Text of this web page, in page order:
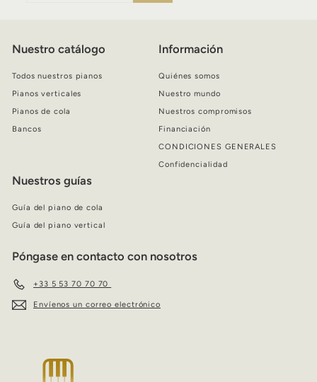
Nuestro catálogo
Todos nuestros pianos
Pianos verticales
Pianos de cola
Bancos
Información
Quiénes somos
Nuestro mundo
Nuestros compromisos
Financiación
CONDICIONES GENERALES
Confidencialidad
Nuestros guías
Guía del piano de cola
Guía del piano vertical
Póngase en contacto con nosotros
+33 5 53 70 70 70
Envíenos un correo electrónico